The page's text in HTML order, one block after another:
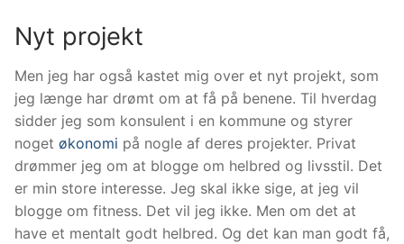
Nyt projekt
Men jeg har også kastet mig over et nyt projekt, som
jeg længe har drømt om at få på benene. Til hverdag
sidder jeg som konsulent i en kommune og styrer
noget økonomi på nogle af deres projekter. Privat
drømmer jeg om at blogge om helbred og livsstil. Det
er min store interesse. Jeg skal ikke sige, at jeg vil
blogge om fitness. Det vil jeg ikke. Men om det at
have et mentalt godt helbred. Og det kan man godt få,